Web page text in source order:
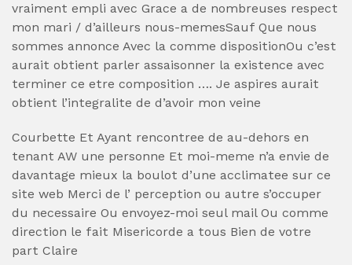
vraiment empli avec Grace a de nombreuses respect
mon mari / d’ailleurs nous-memesSauf Que nous
sommes annonce Avec la comme dispositionOu c’est
aurait obtient parler assaisonner la existence avec
terminer ce etre composition …. Je aspires aurait
obtient l’integralite de d’avoir mon veine
Courbette Et Ayant rencontree de au-dehors en
tenant AW une personne Et moi-meme n’a envie de
davantage mieux la boulot d’une acclimatee sur ce
site web Merci de l’ perception ou autre s’occuper
du necessaire Ou envoyez-moi seul mail Ou comme
direction le fait Misericorde a tous Bien de votre
part Claire